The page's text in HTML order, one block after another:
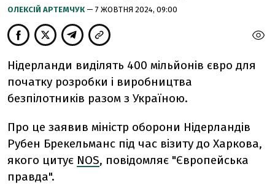
ОЛЕКСІЙ АРТЕМЧУК — 7 ЖОВТНЯ 2024, 09:00
Нідерланди виділять 400 мільйонів євро для
початку розробки і виробництва
безпілотників разом з Україною.
Про це заявив міністр оборони Нідерландів
Рубен Брекельманс під час візиту до Харкова,
якого цитує NOS, повідомляє "Європейська
правда".